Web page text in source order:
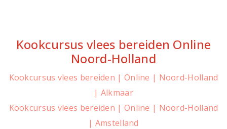
Kookcursus vlees bereiden Online
Noord-Holland
Kookcursus vlees bereiden | Online | Noord-Holland
| Alkmaar
Kookcursus vlees bereiden | Online | Noord-Holland
| Amstelland